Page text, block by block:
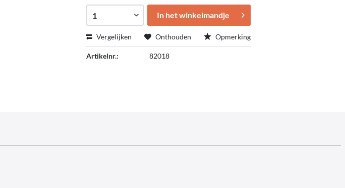
In het winkelmandje
Vergelijken Onthouden Opmerking
Artikelnr.: 82018